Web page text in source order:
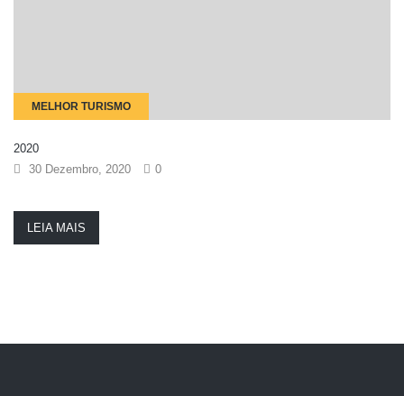
MELHOR TURISMO
2020
30 Dezembro, 2020
0
LEIA MAIS